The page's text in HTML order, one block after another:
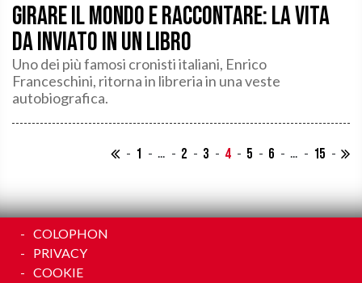
Girare il mondo e raccontare: la vita
da inviato in un libro
Uno dei più famosi cronisti italiani, Enrico
Franceschini, ritorna in libreria in una veste
autobiografica.
1 ... 2 3 4 5 6 ... 15
COLOPHON
PRIVACY
COOKIE